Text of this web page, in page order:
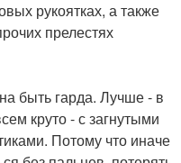
рукоятках, а также
прелестях
быть гарда. Лучше - в
круто - с загнутыми
Потому что иначе